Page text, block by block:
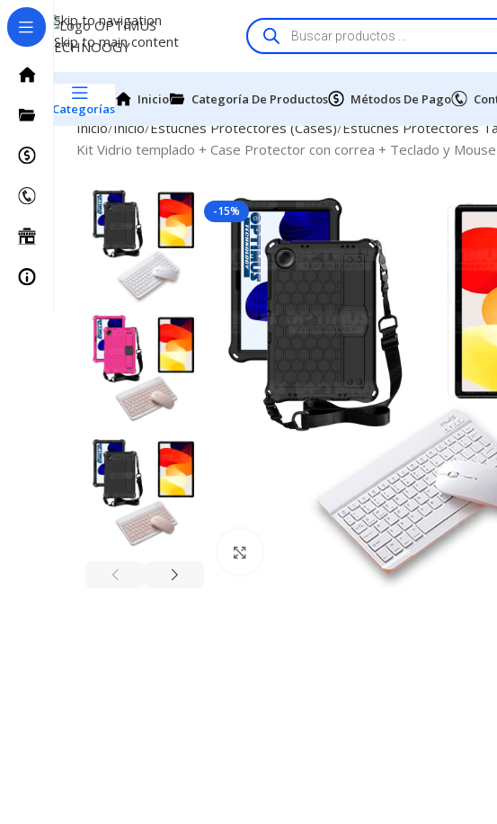
Skip to navigation
Skip to main content
Categorías
Inicio Categoría De Productos Métodos De Pago
Inicio Inicio Estuches Protectores (Cases) Estuches Protectores
Kit Vidrio templado + Case Protector con correa + Teclado y
-15%
Click to enlarge